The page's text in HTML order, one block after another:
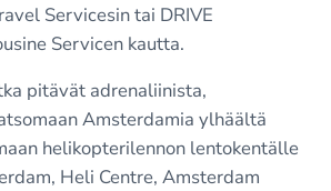
Servicesin tai DRIVE
Servicen kautta.
pitävät adrenaliinista,
Amsterdamia ylhäältä
helikopterilennon lentokentälle
Heli Centre, Amsterdam